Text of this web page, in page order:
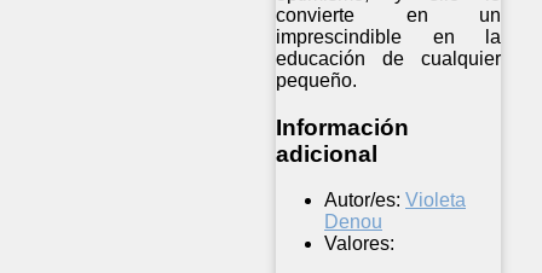
convierte en un
imprescindible en la
educación de cualquier
pequeño.
Información
adicional
Autor/es: Violeta
Denou
Valores: